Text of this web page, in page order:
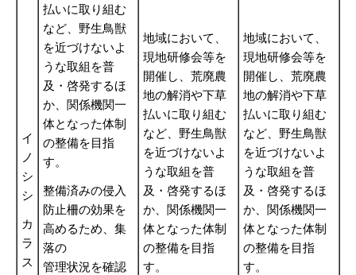
イ
ノ
シ
シ
カ
ラ
ス
払いに取り組む
など、野生鳥獣
を近づけないよ
うな取組を普
及・啓発するほ
か、関係機関一
体となった体制
の整備を目指
す。
整備済みの侵入
防止柵の効果を
高めるため、集
落の
管理状況を確認
地域において、
現地研修会等を
開催し、荒廃農
地の解消や下草
払いに取り組む
など、野生鳥獣
を近づけないよ
うな取組を普
及・啓発するほ
か、関係機関一
体となった体制
の整備を目指
す。
地域において、
現地研修会等を
開催し、荒廃農
地の解消や下草
払いに取り組む
など、野生鳥獣
を近づけないよ
うな取組を普
及・啓発するほ
か、関係機関一
体となった体制
の整備を目指
す。